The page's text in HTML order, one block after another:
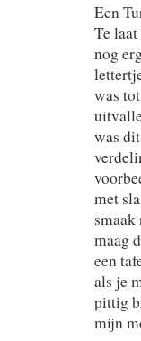
Een
Te
nog
was
was
met
maag
een
als je
pittig
mijn